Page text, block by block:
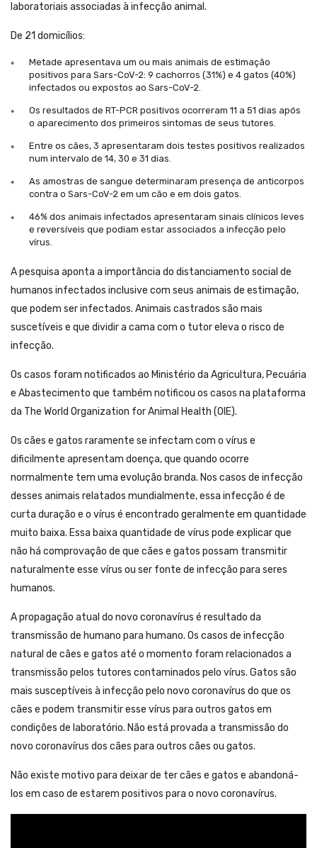
laboratoriais associadas à infecção animal.
De 21 domicílios:
Metade apresentava um ou mais animais de estimação
positivos para Sars-CoV-2: 9 cachorros (31%) e 4 gatos (40%)
infectados ou expostos ao Sars-CoV-2.
Os resultados de RT-PCR positivos ocorreram 11 a 51 dias após
o aparecimento dos primeiros sintomas de seus tutores.
Entre os cães, 3 apresentaram dois testes positivos realizados
num intervalo de 14, 30 e 31 dias.
As amostras de sangue determinaram presença de anticorpos
contra o Sars-CoV-2 em um cão e em dois gatos.
46% dos animais infectados apresentaram sinais clínicos leves
e reversíveis que podiam estar associados a infecção pelo
vírus.
A pesquisa aponta a importância do distanciamento social de
humanos infectados inclusive com seus animais de estimação,
que podem ser infectados. Animais castrados são mais
suscetíveis e que dividir a cama com o tutor eleva o risco de
infecção.
Os casos foram notificados ao Ministério da Agricultura, Pecuária
e Abastecimento que também notificou os casos na plataforma
da The World Organization for Animal Health (OIE).
Os cães e gatos raramente se infectam com o vírus e
dificilmente apresentam doença, que quando ocorre
normalmente tem uma evolução branda. Nos casos de infecção
desses animais relatados mundialmente, essa infecção é de
curta duração e o vírus é encontrado geralmente em quantidade
muito baixa. Essa baixa quantidade de vírus pode explicar que
não há comprovação de que cães e gatos possam transmitir
naturalmente esse vírus ou ser fonte de infecção para seres
humanos.
A propagação atual do novo coronavírus é resultado da
transmissão de humano para humano. Os casos de infecção
natural de cães e gatos até o momento foram relacionados a
transmissão pelos tutores contaminados pelo vírus. Gatos são
mais susceptíveis à infecção pelo novo coronavírus do que os
cães e podem transmitir esse vírus para outros gatos em
condições de laboratório. Não está provada a transmissão do
novo coronavírus dos cães para outros cães ou gatos.
Não existe motivo para deixar de ter cães e gatos e abandoná-
los em caso de estarem positivos para o novo coronavírus.